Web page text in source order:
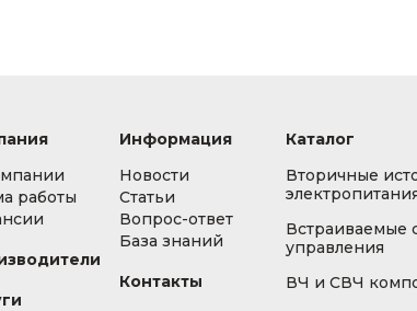
работы
Информация
Новости
Статьи
Вопрос-ответ
База знаний
Контакты
Каталог
Вторичные
Встраиваемые
управления
ВЧ и СВЧ